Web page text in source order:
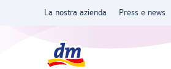
La nostra azienda Press e news